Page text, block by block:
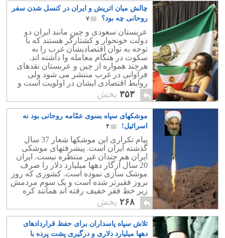
چالش میان اتریش و ایران در کنسل شدن سفر
روحانی چه بود؟
۷
عربستان سعودی و چین مانند ایران دو
دولت خونحوار و کشتارگر هستند که با
توجه به توان اقتصادیشان غرب را به
سکوت در هنگام معامله وا داشته اند.
هرچند همواره از چین و عربستان نقدهای
فراوانی در غرب منتشر می شود ولی
روابط اقتصادی ایشان در اولویت است و
اینکه میلیونها نفر روزانه و به بد ترین نما در
شکنجه و ستم باشند اثری در روابط
اقتصادی با آنها ندارد. نمونه آشکار آن معمر
قذافی بود که بالاترین روابط را با اروپا
داشت.
۳۵۳ پخش
موشکهای سپاه بسوی عمّامه روحانی بود نه
اسرائیل!
۴
پیام تکراری این موشکها شعار 37 سال
گذشته ایران است. پیشرفتهای موشکی
ایران هم چندان غیر منتظره نیست. ایران
20 سال آزگار دهها میلیارد دلار را صرف
موشک سازی نموده است. کشوری که روز
بروز فقیرتر شده است و یک سوم مردمش
زیر خط فقر خفیف رفته اند همانند کره
شمالی بسوی موشک سازی و تهدید نظامی
همسایگان رفته است! ای کاش بجای این
همه موشک 100 مدرسه در سیستان و
بلوچستان می ساختید که بیسوادی درآن
بیداد می کند.
۲۶۸ پخش
تلاش سپاه پاسداران برای حفظ قراردادهای
دهها میلیارد دلاری و درگیری پشت پرده با